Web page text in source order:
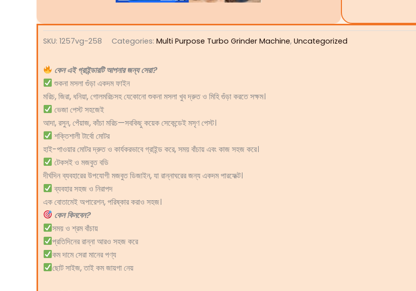
SKU:1257vg-258 Categories:Multi Purpose Turbo Grinder Machine,Uncategorized
শুকনা মসলা গুঁড়া একদম ফাইন
মরিচ, জিরা, ধনিয়া, গোলমরিচসহ যেকোনো শুকনা মসলা খুব দ্রুত ও মিহি গুঁড়া করতে সক্ষম।
ভেজা পেস্ট সহজেই
আদা, রসুন, পেঁয়াজ, কাঁচা মরিচ—সবকিছু কয়েক সেকেন্ডেই মসৃণ পেস্ট।
শক্তিশালী টার্বো মোটর
হাই-পাওয়ার মোটর দ্রুত ও কার্যকরভাবে গ্রাইন্ড করে, সময় বাঁচায় এবং কাজ সহজ করে।
টেকসই ও মজবুত বডি
দীর্ঘদিন ব্যবহারের উপযোগী মজবুত ডিজাইন, যা রান্নাঘরের জন্য একদম পারফেক্ট।
ব্যবহার সহজ ও নিরাপদ
এক বোতামেই অপারেশন, পরিষ্কার করাও সহজ।
কেন কিনবেন?
সময় ও শ্রম বাঁচায়
প্রতিদিনের রান্না আরও সহজ করে
কম দামে সেরা মানের পণ্য
ছোট সাইজ, তাই কম জায়গা নেয়